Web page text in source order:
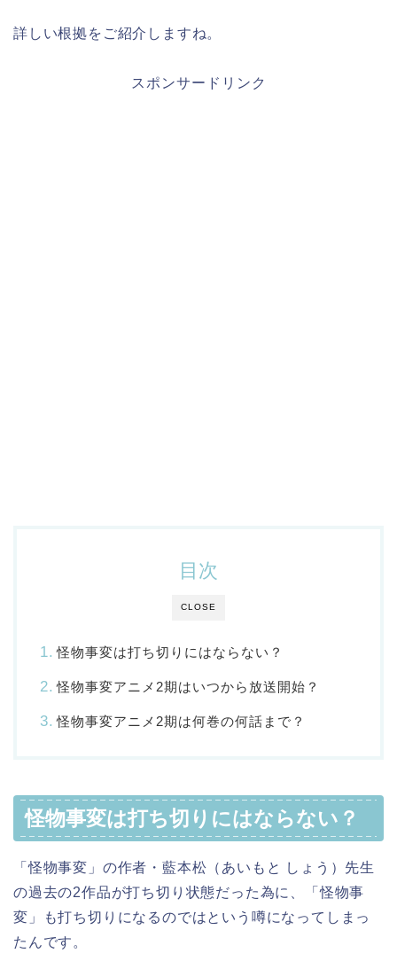
詳しい根拠をご紹介しますね。
スポンサードリンク
CLOSE
目次
怪物事変は打ち切りにはならない？
怪物事変アニメ2期はいつから放送開始？
怪物事変アニメ2期は何巻の何話まで？
怪物事変は打ち切りにはならない？
「怪物事変」の作者・藍本松（あいもと しょう）先生
の過去の2作品が打ち切り状態だった為に、「怪物事
変」も打ち切りになるのではという噂になってしまっ
たんです。